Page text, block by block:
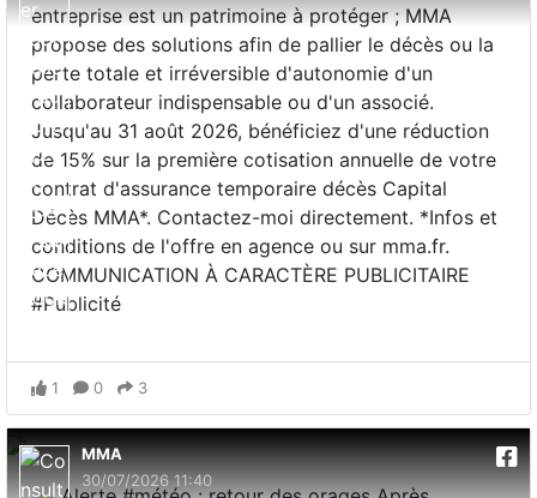
entreprise est un patrimoine à protéger ; MMA
propose des solutions afin de pallier le décès ou la
perte totale et irréversible d'autonomie d'un
collaborateur indispensable ou d'un associé.
Jusqu'au 31 août 2026, bénéficiez d'une réduction
de 15% sur la première cotisation annuelle de votre
contrat d'assurance temporaire décès Capital
Décès MMA*. Contactez-moi directement. *Infos et
conditions de l'offre en agence ou sur mma.fr.
COMMUNICATION À CARACTÈRE PUBLICITAIRE
#Publicité
1 0 3
MMA
30/07/2026 11:40